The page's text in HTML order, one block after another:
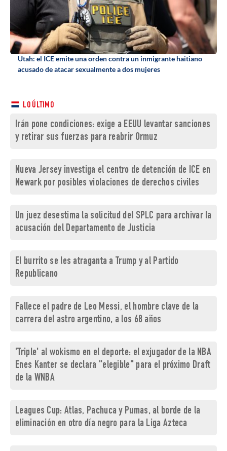
Utah: el ICE emite una orden contra un inmigrante haitiano
acusado de atacar sexualmente a dos mujeres
LO ÚLTIMO
Irán pone condiciones: exige a EEUU levantar sanciones
y retirar sus fuerzas para reabrir Ormuz
Nueva Jersey investiga el centro de detención de ICE en
Newark por posibles violaciones de derechos civiles
Un juez desestima la solicitud del SPLC para archivar la
acusación del Departamento de Justicia
El burrito se les atraganta a Trump y al Partido
Republicano
Fallece el padre de Leo Messi, el hombre clave de la
carrera del astro argentino, a los 68 años
'Triple' al wokismo en el deporte: el exjugador de la NBA
Enes Kanter se declara "elegible" para el próximo Draft
de la WNBA
Leagues Cup: Atlas, Pachuca y Pumas, al borde de la
eliminación en otro día negro para la Liga Azteca